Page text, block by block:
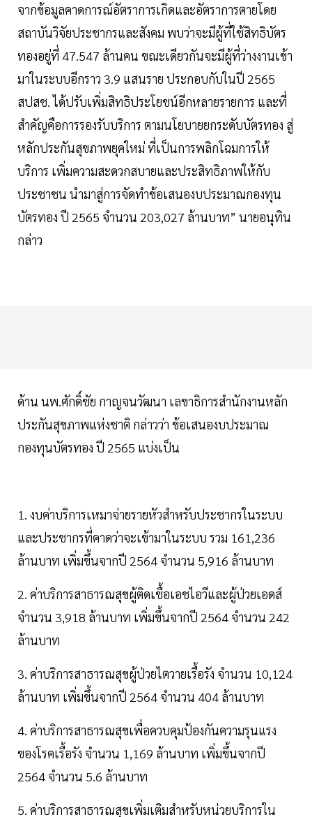
จากข้อมูลคาดการณ์อัตราการเกิดและอัตราการตายโดย
สถาบันวิจัยประชากรและสังคม พบว่าจะมีผู้ที่ใช้สิทธิบัตร
ทองอยู่ที่ 47.547 ล้านคน ขณะเดียวกันจะมีผู้ที่ว่างงานเข้า
มาในระบบอีกราว 3.9 แสนราย ประกอบกับในปี 2565
สปสช. ได้ปรับเพิ่มสิทธิประโยชน์อีกหลายรายการ และที่
สำคัญคือการรองรับบริการ ตามนโยบายยกระดับบัตรทอง สู่
หลักประกันสุขภาพยุคใหม่ ที่เป็นการพลิกโฉมการให้
บริการ เพิ่มความสะดวกสบายและประสิทธิภาพให้กับ
ประชาชน นำมาสู่การจัดทำข้อเสนองบประมาณกองทุน
บัตรทอง ปี 2565 จำนวน 203,027 ล้านบาท” นายอนุทิน
กล่าว
ด้าน นพ.ศักดิ์ชัย กาญจนวัฒนา เลขาธิการสำนักงานหลัก
ประกันสุขภาพแห่งชาติ กล่าวว่า ข้อเสนองบประมาณ
กองทุนบัตรทอง ปี 2565 แบ่งเป็น
1. งบค่าบริการเหมาจ่ายรายหัวสำหรับประชากรในระบบ
และประชากรที่คาดว่าจะเข้ามาในระบบ รวม 161,236
ล้านบาท เพิ่มขึ้นจากปี 2564 จำนวน 5,916 ล้านบาท
2. ค่าบริการสาธารณสุขผู้ติดเชื้อเอชไอวีและผู้ป่วยเอดส์
จำนวน 3,918 ล้านบาท เพิ่มขึ้นจากปี 2564 จำนวน 242
ล้านบาท
3. ค่าบริการสาธารณสุขผู้ป่วยไตวายเรื้อรัง จำนวน 10,124
ล้านบาท เพิ่มขึ้นจากปี 2564 จำนวน 404 ล้านบาท
4. ค่าบริการสาธารณสุขเพื่อควบคุมป้องกันความรุนแรง
ของโรคเรื้อรัง จำนวน 1,169 ล้านบาท เพิ่มขึ้นจากปี
2564 จำนวน 5.6 ล้านบาท
5. ค่าบริการสาธารณสุขเพิ่มเติมสำหรับหน่วยบริการใน